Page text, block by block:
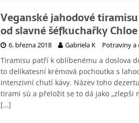
Veganské jahodové
od slavné šéfkuchařky
6. března 2018 Gabriela K Potraviny
Tiramisu patří k oblíbenému a doslova
to delikatesní krémová pochoutka s
intenzivní chutí kávy. Název toho
tirami sù a přeložit se to dá jako „zlepši
[…]